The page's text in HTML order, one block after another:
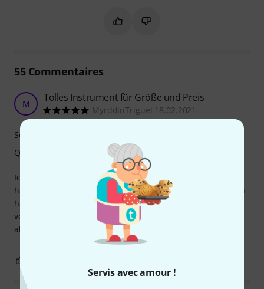
Servis avec amour !
Marquer ce résumé comme utile
Marquer ce résumé comme
55Commentaires
M Tolles Instrument für Größe und Preis
MyrddinTriguel 18.02.2021
Ich brauchte eine Djembé, um ein paar Percussionparts
handgespielt aufzunehmen, damit es lebendiger klingt. Ich
hätte nicht erwartet, dass diese kleine Djembé einen solch
vollen Klang hat. Natürlich klingt sie nicht wie eine große,
aber durchaus brauchbar und durchsetzungsfähig genug.
Son
Qualité de fabrication